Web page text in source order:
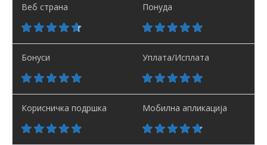
Веб страна Понуда
Бонуси Уплата/Исплата
Корисничка подршка Мобилна апликација